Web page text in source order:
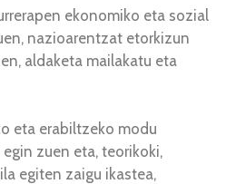
ekonomiko eta sozial
nazioarentzat etorkizun
aldaketa mailakatu eta
eta erabiltzeko modu
zuen eta, teorikoki,
egiten zaigu ikastea,